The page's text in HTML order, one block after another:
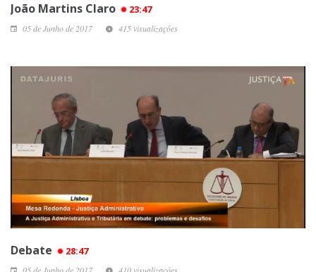
João Martins Claro 23:47
05 de Junho de 2017 415 visualizações
Debate 28:47